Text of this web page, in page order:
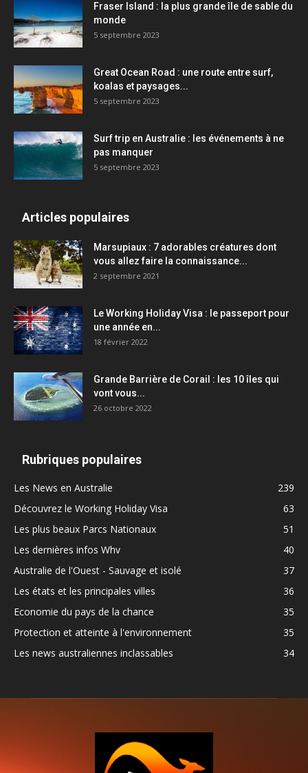
Fraser Island : la plus grande île de sable du
monde
5 septembre 2023
Great Ocean Road : une route entre surf,
koalas et paysages...
5 septembre 2023
Surf trip en Australie : les événements à ne
pas manquer
5 septembre 2023
Articles populaires
Marsupiaux : 7 adorables créatures dont
vous allez faire la connaissance...
2 septembre 2021
Le Working Holiday Visa : le passeport pour
une année en...
18 février 2022
Grande Barrière de Corail : les 10 îles qui
vont vous...
26 octobre 2022
Rubriques populaires
Les News en Australie
239
Découvrez le Working Holiday Visa
63
Les plus beaux Parcs Nationaux
51
Les dernières infos Whv
40
Australie de l'Ouest - Sauvage et isolé
37
Les états et les principales villes
36
Economie du pays de la chance
35
Protection et atteinte à l'environnement
35
Les news australiennes inclassables
34